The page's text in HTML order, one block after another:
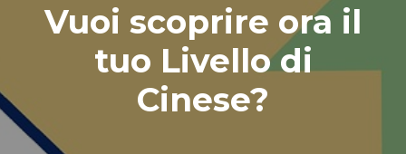
Vuoi scoprire ora il
tuo Livello di
Cinese?